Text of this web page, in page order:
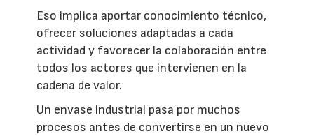
Eso implica aportar conocimiento técnico,
ofrecer soluciones adaptadas a cada
actividad y favorecer la colaboración entre
todos los actores que intervienen en la
cadena de valor.
Un envase industrial pasa por muchos
procesos antes de convertirse en un nuevo